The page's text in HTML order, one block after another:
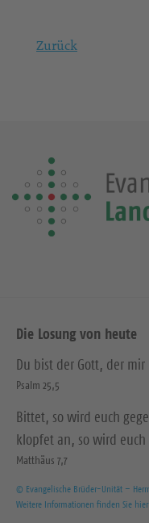
Zurück
Die Losung von heute
Du bist der Gott, der
Psalm 25,5
Bittet, so wird euch
klopfet an, so wird
Matthäus 7,7
© Evangelische Brüder-Unität –
Weitere Informationen finden Sie hier